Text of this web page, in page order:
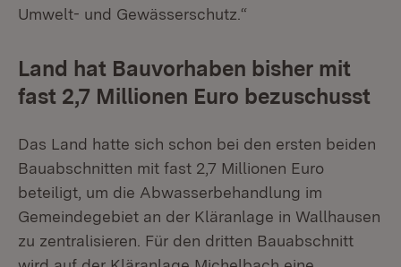
Umwelt- und Gewässerschutz.“
Land hat Bauvorhaben bisher mit
fast 2,7 Millionen Euro bezuschusst
Das Land hatte sich schon bei den ersten beiden
Bauabschnitten mit fast 2,7 Millionen Euro
beteiligt, um die Abwasserbehandlung im
Gemeindegebiet an der Kläranlage in Wallhausen
zu zentralisieren. Für den dritten Bauabschnitt